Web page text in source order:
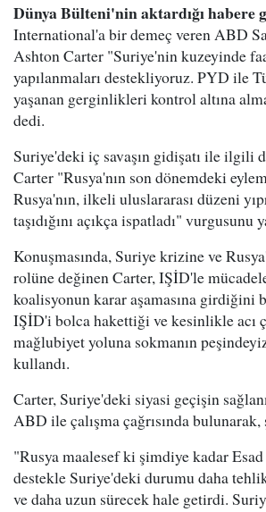
Dünya Bülteni'nin aktardığı habere
International'a bir demeç veren ABD
Ashton Carter "Suriye'nin kuzeyinde
yapılanmaları destekliyoruz. PYD ile
yaşanan gerginlikleri kontrol altına
dedi.
Suriye'deki iç savaşın gidişatı ile ilgili
Carter "Rusya'nın son dönemdeki
Rusya'nın, ilkeli uluslararası düzeni
taşıdığını açıkça ispatladı" vurgusunu
Konuşmasında, Suriye krizine ve
rolüne değinen Carter, IŞİD'le
koalisyonun karar aşamasına girdiğini
IŞİD'i bolca hakettiği ve kesinlikle acı
mağlubiyet yoluna sokmanın
kullandı.
Carter, Suriye'deki siyasi geçişin
ABD ile çalışma çağrısında
"Rusya maalesef ki şimdiye kadar
destekle Suriye'deki durumu daha
ve daha uzun sürecek hale getirdi.